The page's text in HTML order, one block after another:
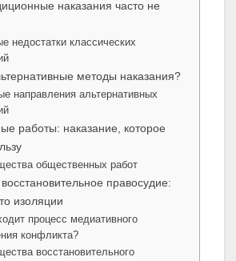
наказания часто не
недостатки классических
методы наказания?
направления альтернативных
работы: наказание, которое
общественных работ
правосудие:
изоляции
процесс медиативного
конфликта?
восстановительного